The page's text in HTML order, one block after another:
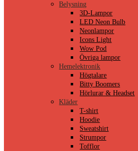
Belysning
3D-Lampor
LED Neon Bulb
Neonlampor
Icons Light
Wow Pod
Övriga lampor
Hemelektronik
Högtalare
Bitty Boomers
Hörlurar & Headset
Kläder
T-shirt
Hoodie
Sweatshirt
Strumpor
Tofflor